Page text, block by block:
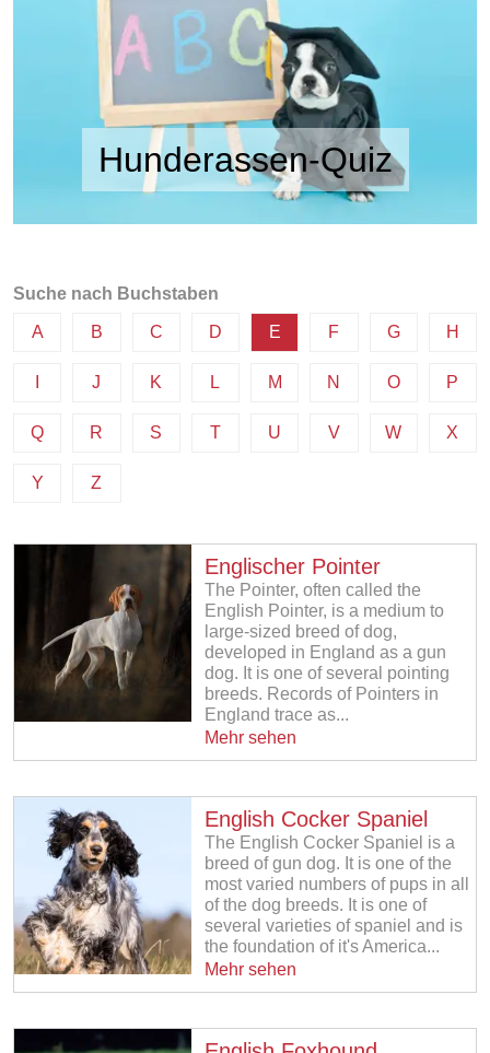
Hunderassen-Quiz
Suche nach Buchstaben
A B C D E F G H
J K L M N O P
Q R S T U V W X
Y Z
Englischer Pointer
The Pointer, often called the
English Pointer, is a medium to
large-sized breed of dog,
developed in England as a gun
dog. It is one of several pointing
breeds. Records of Pointers in
England trace as...
Mehr sehen
English Cocker Spaniel
The English Cocker Spaniel is a
breed of gun dog. It is one of the
most varied numbers of pups in all
of the dog breeds. It is one of
several varieties of spaniel and is
the foundation of it's America...
Mehr sehen